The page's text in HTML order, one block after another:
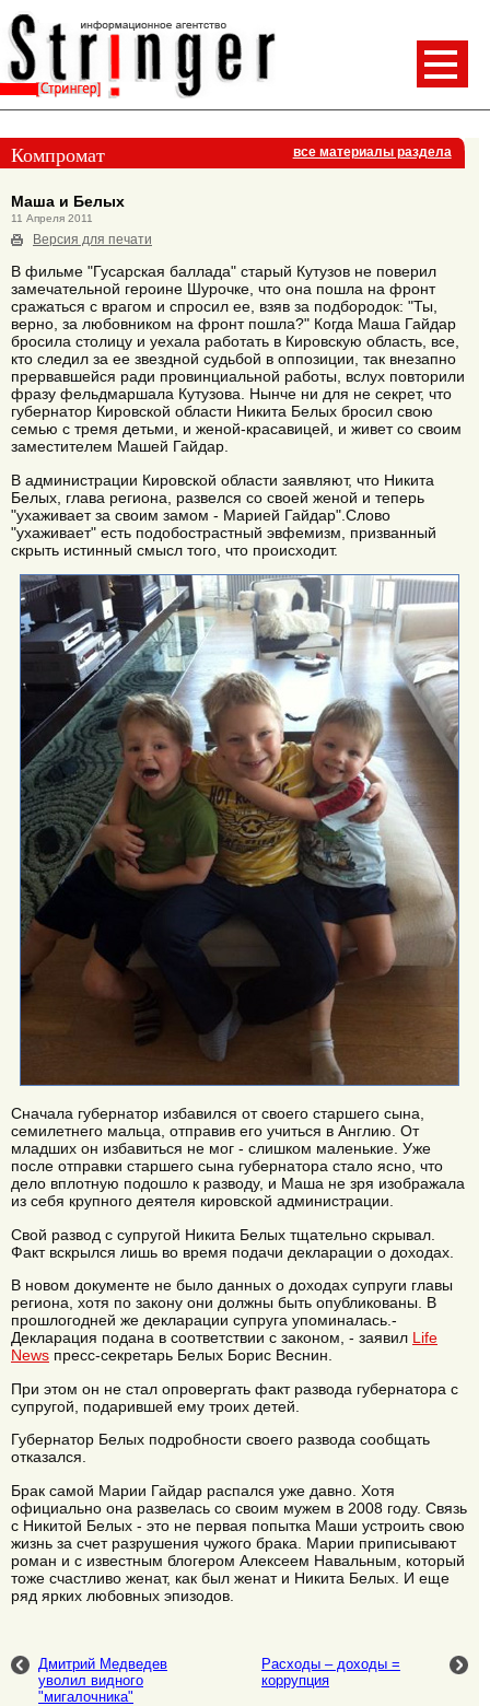
Компромат все материалы раздела
Маша и Белых
11 Апреля 2011
Версия для печати
В фильме "Гусарская баллада" старый Кутузов не поверил
замечательной героине Шурочке, что она пошла на фронт
сражаться с врагом и спросил ее, взяв за подбородок: "Ты,
верно, за любовником на фронт пошла?" Когда Маша Гайдар
бросила столицу и уехала работать в Кировскую область, все,
кто следил за ее звездной судьбой в оппозиции, так внезапно
прервавшейся ради провинциальной работы, вслух повторили
фразу фельдмаршала Кутузова. Нынче ни для не секрет, что
губернатор Кировской области Никита Белых бросил свою
семью с тремя детьми, и женой-красавицей, и живет со своим
заместителем Машей Гайдар.
В администрации Кировской области заявляют, что Никита
Белых, глава региона, развелся со своей женой и теперь
"ухаживает за своим замом - Марией Гайдар".Слово
"ухаживает" есть подобострастный эвфемизм, призванный
скрыть истинный смысл того, что происходит.
Сначала губернатор избавился от своего старшего сына,
семилетнего мальца, отправив его учиться в Англию. От
младших он избавиться не мог - слишком маленькие. Уже
после отправки старшего сына губернатора стало ясно, что
дело вплотную подошло к разводу, и Маша не зря изображала
из себя крупного деятеля кировской администрации.
Свой развод с супругой Никита Белых тщательно скрывал.
Факт вскрылся лишь во время подачи декларации о доходах.
В новом документе не было данных о доходах супруги главы
региона, хотя по закону они должны быть опубликованы. В
прошлогодней же декларации супруга упоминалась.-
Декларация подана в соответствии с законом, - заявил Life
News пресс-секретарь Белых Борис Веснин.
При этом он не стал опровергать факт развода губернатора с
супругой, подарившей ему троих детей.
Губернатор Белых подробности своего развода сообщать
отказался.
Брак самой Марии Гайдар распался уже давно. Хотя
официально она развелась со своим мужем в 2008 году. Связь
с Никитой Белых - это не первая попытка Маши устроить свою
жизнь за счет разрушения чужого брака. Марии приписывают
роман и с известным блогером Алексеем Навальным, который
тоже счастливо женат, как был женат и Никита Белых. И еще
ряд ярких любовных эпизодов.
Дмитрий Медведев
уволил видного
"мигалочника"
Расходы – доходы =
коррупция